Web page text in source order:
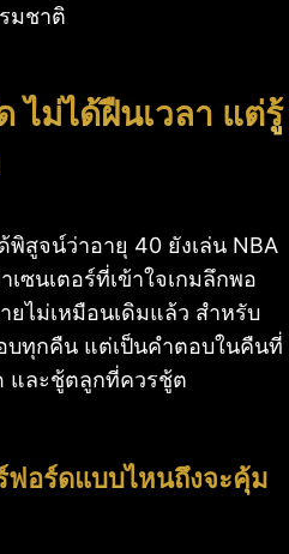
มชาติ
ไม่ได้ฝืนเวลา แต่รู้
พิสูจน์ว่าอายุ 40 ยังเล่น NBA
ซนเตอร์ที่เข้าใจเกมลึกพอ
ยไม่เหมือนเดิมแล้ว สำหรับ
บทุกคืน แต่เป็นคำตอบในคืนที่
และชู้ตลูกที่ควรชู้ต
ฟอร์ดแบบไหนถึงจะคุ้ม